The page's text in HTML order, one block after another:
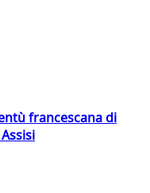
francescana di